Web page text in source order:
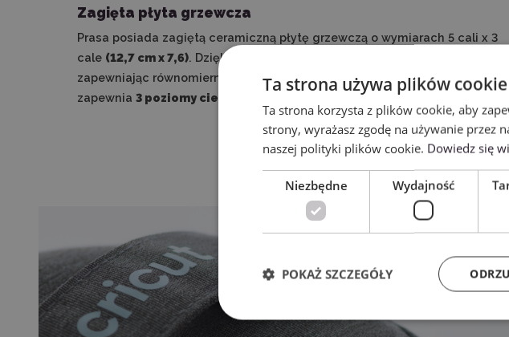
Zagięta płyta grzewcza
Prasa posiada zagiętą ceramiczną płytę grzewczą o wymiarach 5 cali x 3
cale (12,7 cm x 7,6). Dzięki temu dobrze dopasuje się do kształtu czapki
zapewniając równomierne wprasowanie folii w tkaninę. Płyta grzewcza
zapewnia 3 poziomy ciepła
Ta strona używa plików cookie
Ta strona korzysta z plików cookie, aby
strony, wyrażasz zgodę na używanie przez
naszej polityki plików cookie. Dowiedz się
Niezbędne Wydajność
POKAŻ SZCZEGÓŁY